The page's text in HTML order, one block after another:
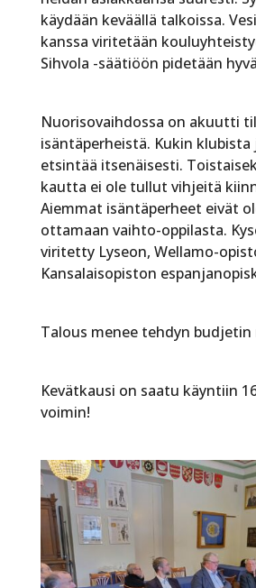
käydään keväällä talkoissa.
kanssa viritetään
Sihvola -säätiöön pidetään
Nuorisovaihdossa on akuutti
isäntäperheistä. Kukin
etsintää itsenäisesti.
kautta ei ole tullut vihjeitä
Aiemmat isäntäperheet eivät
ottamaan vaihto-oppilasta.
viritetty Lyseon, Wellamo-
Kansalaisopiston
Talous menee tehdyn budjetin
Kevätkausi on saatu käyntiin
voimin!